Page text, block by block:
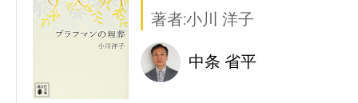
著者:小川 洋子
中条 省平